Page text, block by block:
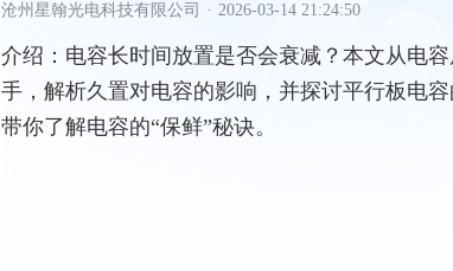
沧州星翰光电科技有限公司 · 2026-03-14 21:24:50
介绍： 电容长时间放置是否会衰减？本文从电容
手，解析久置对电容的影响，并探讨平行板电容
带你了解电容的“保鲜”秘诀。